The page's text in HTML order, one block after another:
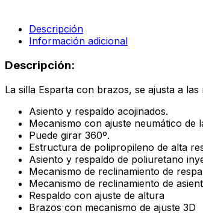
Descripción
Información adicional
Descripción:
La silla Esparta con brazos, se ajusta a
Asiento y respaldo acojinados.
Mecanismo con ajuste neumático de
Puede girar 360º.
Estructura de polipropileno de alta
Asiento y respaldo de poliuretano
Mecanismo de reclinamiento de
Mecanismo de reclinamiento de
Respaldo con ajuste de altura
Brazos con mecanismo de ajuste 3D